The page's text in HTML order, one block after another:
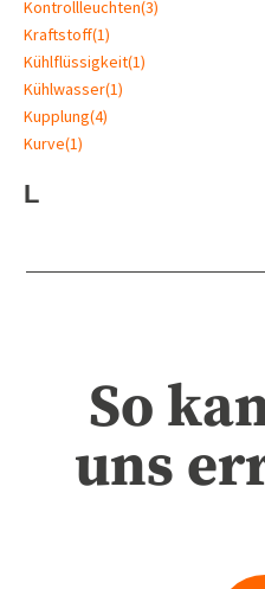
Kontrollleuchten(3)
Kraftstoff(1)
Kühlflüssigkeit(1)
Kühlwasser(1)
Kupplung(4)
Kurve(1)
L
So
uns